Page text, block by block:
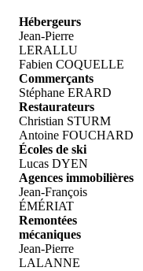
Hébergeurs
Jean-Pierre
LERALLU
Fabien COQUELLE
Commerçants
Stéphane ERARD
Restaurateurs
Christian STURM
Antoine FOUCHARD
Écoles de ski
Lucas DYEN
Agences immobilières
Jean-François
ÉMÉRIAT
Remontées
mécaniques
Jean-Pierre
LALANNE